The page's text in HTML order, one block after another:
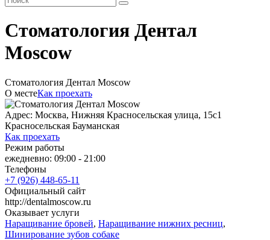
Стоматология Дентал
Moscow
Стоматология Дентал Moscow
О местеКак проехать
Адрес: Москва, Нижняя Красносельская улица, 15с1
Красносельская Бауманская
Как проехать
Режим работы
ежедневно: 09:00 - 21:00
Телефоны
+7 (926) 448-65-11
Официальный сайт
http://dentalmoscow.ru
Оказывает услуги
Наращивание бровей, Наращивание нижних ресниц,
Шинирование зубов собаке